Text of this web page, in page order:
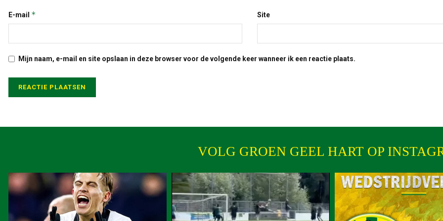
E-mail * Site
Mijn naam, e-mail en site opslaan in deze browser voor de volgende keer wanneer ik een reactie plaats.
VOLG GROEN GEEL HART OP